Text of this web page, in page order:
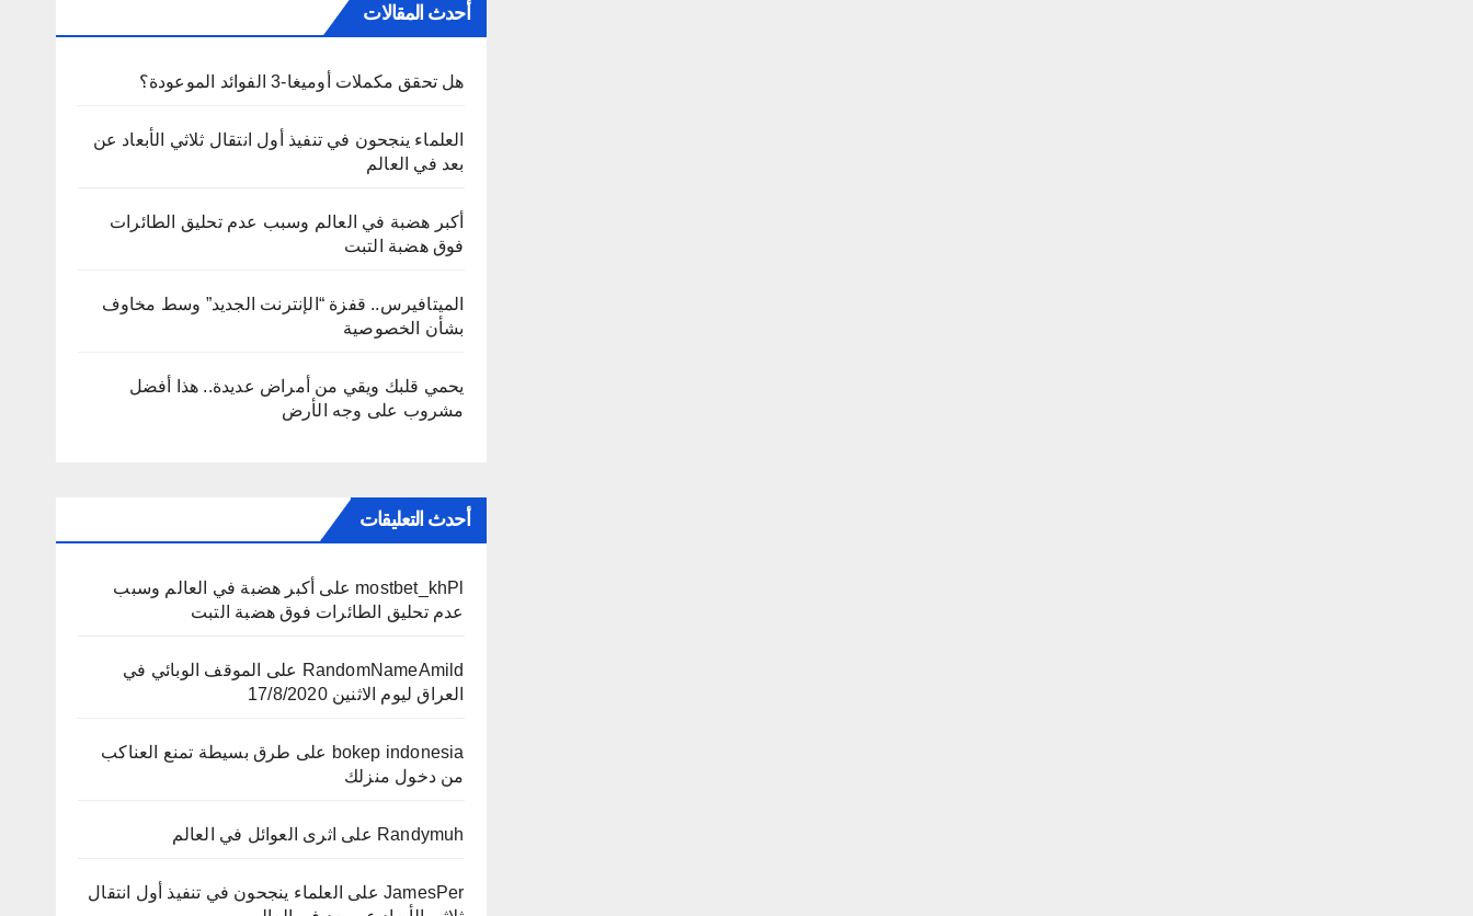
أحدث المقالات
هل تحقق مكملات أوميغا-3 الفوائد الموعودة؟
العلماء ينجحون في تنفيذ أول انتقال ثلاثي الأبعاد عن
بعد في العالم
أكبر هضبة في العالم وسبب عدم تحليق الطائرات
فوق هضبة التبت
الميتافيرس.. قفزة “الإنترنت الجديد” وسط مخاوف
بشأن الخصوصية
يحمي قلبك ويقي من أمراض عديدة.. هذا أفضل
مشروب على وجه الأرض
أحدث التعليقات
mostbet_khPl على أكبر هضبة في العالم وسبب
عدم تحليق الطائرات فوق هضبة التبت
RandomNameAmild على
الموقف الوبائي في
العراق ليوم الاثنين 17/8/2020
bokep indonesia على طرق بسيطة تمنع العناكب
من دخول منزلك
Randymuh على اثرى العوائل في العالم
JamesPerعلى العلماء ينجحون في تنفيذ أول انتقال